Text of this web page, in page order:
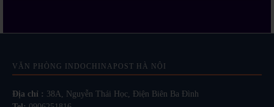
VĂN PHÒNG INDOCHINAPOST HÀ NỘI
Địa chỉ : 38A, Nguyễn Thái Học, Điện Biên Ba Đình